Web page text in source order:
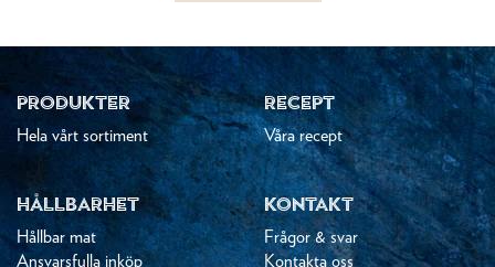
PRODUKTER
Hela vårt sortiment
RECEPT
Våra recept
HÅLLBARHET
Hållbar mat
Ansvarsfulla inköp
KONTAKT
Frågor & svar
Kontakta oss